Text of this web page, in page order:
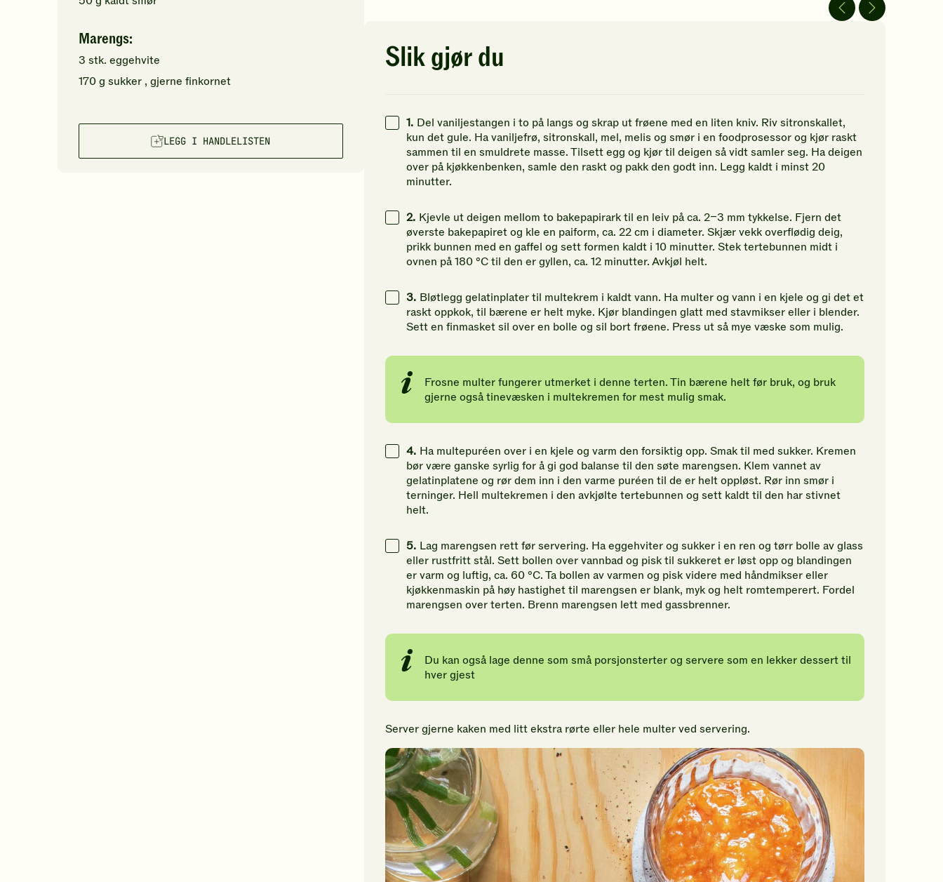
Marengs:
3 stk. eggehvite
170g sukker , gjerne finkornet
LEGG I HANDLELISTEN
Klikk
vurdering.
for
vurdering.
vurdering.
vurdering.
5
Slik gjør du
1. Del vaniljestangen i to på langs og skrap ut frøene med en liten kniv. Riv sitronskallet,
kun det gule. Ha vaniljefrø, sitronskall, mel, melis og smør i en foodprosessor og kjør raskt
sammen til en smuldrete masse. Tilsett egg og kjør til deigen så vidt samler seg. Ha deigen
over på kjøkkenbenken, samle den raskt og pakk den godt inn. Legg kaldt i minst 20
minutter.
2. Kjevle ut deigen mellom to bakepapirark til en leiv på ca. 2–3 mm tykkelse. Fjern det
øverste bakepapiret og kle en paiform, ca. 22 cm i diameter. Skjær vekk overflødig deig,
prikk bunnen med en gaffel og sett formen kaldt i 10 minutter. Stek tertebunnen midt i
ovnen på 180 °C til den er gyllen, ca. 12 minutter. Avkjøl helt.
3. Bløtlegg gelatinplater til multekrem i kaldt vann. Ha multer og vann i en kjele og gi det et
raskt oppkok, til bærene er helt myke. Kjør blandingen glatt med stavmikser eller i blender.
Sett en finmasket sil over en bolle og sil bort frøene. Press ut så mye væske som mulig.
Frosne multer fungerer utmerket i denne terten. Tin bærene helt før bruk, og bruk
gjerne også tinevæsken i multekremen for mest mulig smak.
4. Ha multepuréen over i en kjele og varm den forsiktig opp. Smak til med sukker. Kremen
bør være ganske syrlig for å gi god balanse til den søte marengsen. Klem vannet av
gelatinplatene og rør dem inn i den varme puréen til de er helt oppløst. Rør inn smør i
terninger. Hell multekremen i den avkjølte tertebunnen og sett kaldt til den har stivnet
helt.
5. Lag marengsen rett før servering. Ha eggehviter og sukker i en ren og tørr bolle av glass
eller rustfritt stål. Sett bollen over vannbad og pisk til sukkeret er løst opp og blandingen
er varm og luftig, ca. 60 °C. Ta bollen av varmen og pisk videre med håndmikser eller
kjøkkenmaskin på høy hastighet til marengsen er blank, myk og helt romtemperert. Fordel
marengsen over terten. Brenn marengsen lett med gassbrenner.
Du kan også lage denne som små porsjonsterter og servere som en lekker dessert til
hver gjest
Server gjerne kaken med litt ekstra rørte eller hele multer ved servering.